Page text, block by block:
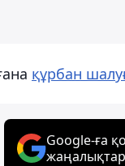
құрбан
Google-ға